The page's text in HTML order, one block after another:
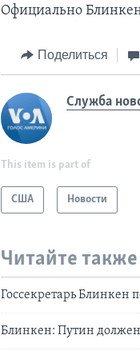
Официально
Поделиться
Служба
This item is part of
США Новости
Читайте также
Госсекретарь Блинкен
Блинкен: Путин